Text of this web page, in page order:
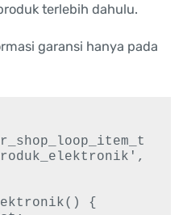
terlebih dahulu.
garansi hanya pada
{